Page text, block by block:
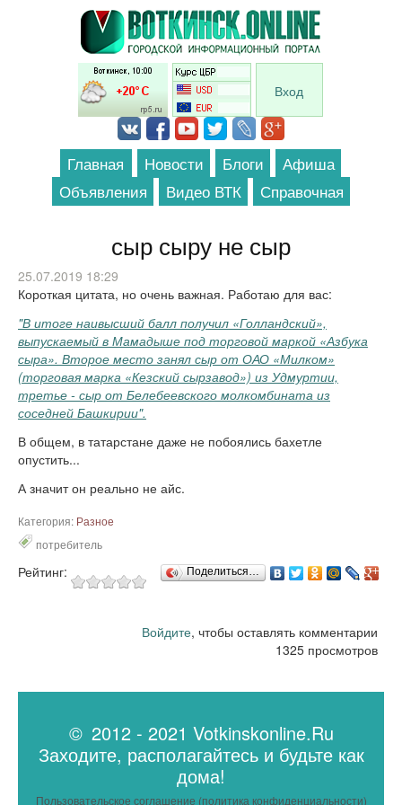
Перейти к основному содержанию
Вход
Главная Новости Блоги
Афиша
Объявления
Видео ВТК Справочная
сыр сыру не сыр
25.07.2019 18:29
Короткая цитата, но очень важная. Работаю для вас:
"В итоге наивысший балл получил «Голландский»,
выпускаемый в Мамадыше под торговой маркой «Азбука
сыра». Второе место занял сыр от ОАО «Милком»
(торговая марка «Кезский сырзавод») из Удмуртии,
третье - сыр от Белебеевского молкомбината из
соседней Башкирии".
В общем, в татарстане даже не побоялись бахетле
опустить...
А значит он реально не айс.
Категория: Разное
потребитель
Рейтинг: Поделиться…
Войдите, чтобы оставлять комментарии
1325 просмотров
© 2012 - 2021 Votkinskonline.Ru
Заходите, располагайтесь и будьте как
дома!
Пользовательское соглашение (политика конфиденциальности)